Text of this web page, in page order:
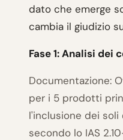
dato che emerge
cambia il giudizio
Fase 1: Analisi dei
Documentazione:
per i 5 prodotti
l'inclusione dei
secondo lo IAS